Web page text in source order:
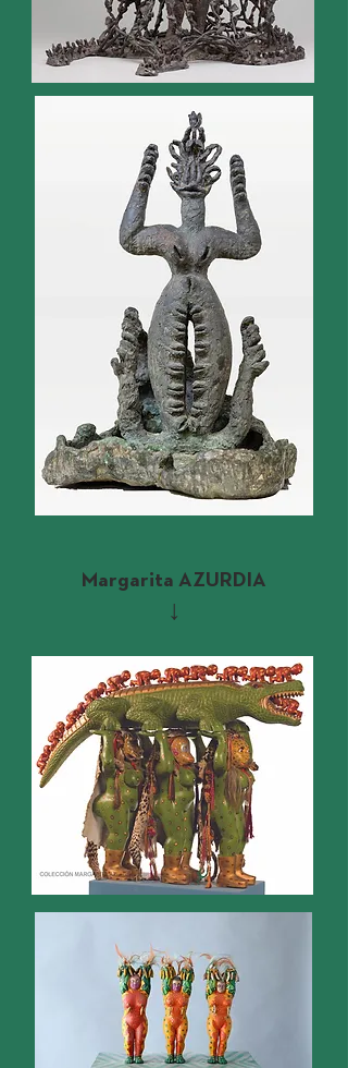
Margarita AZURDIA
↓